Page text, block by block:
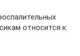
относится к